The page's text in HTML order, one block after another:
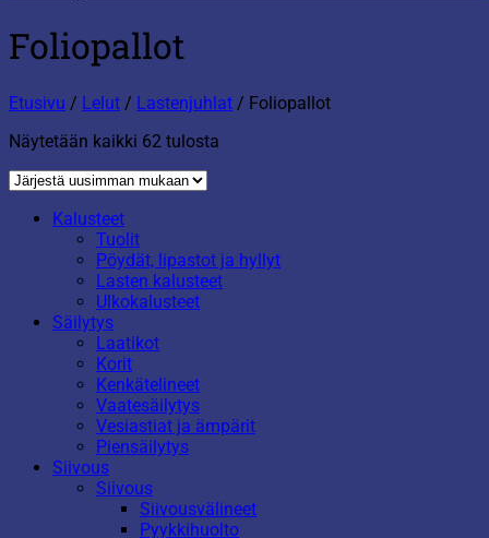
Foliopallot
Etusivu / Lelut / Lastenjuhlat / Foliopallot
Näytetään kaikki 62 tulosta
Kalusteet
Tuolit
Pöydät, lipastot ja hyllyt
Lasten kalusteet
Ulkokalusteet
Säilytys
Laatikot
Korit
Kenkätelineet
Vaatesäilytys
Vesiastiat ja ämpärit
Piensäilytys
Siivous
Siivous
Siivousvälineet
Pyykkihuolto